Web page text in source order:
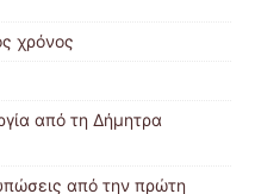
χρόνος
από τη Δήμητρα
από την πρώτη